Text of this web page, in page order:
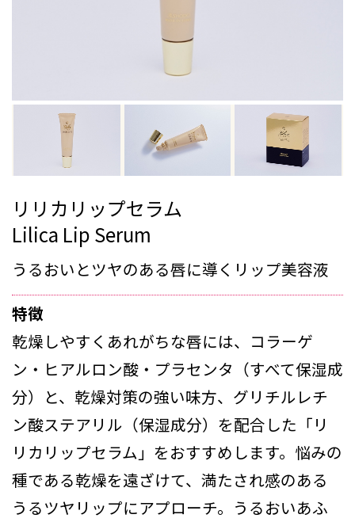
リリカリップセラム
Lilica Lip Serum
うるおいとツヤのある唇に導くリップ美容液
特徴
乾燥しやすくあれがちな唇には、コラーゲ
ン・ヒアルロン酸・プラセンタ（すべて保湿成
分）と、乾燥対策の強い味方、グリチルレチ
ン酸ステアリル（保湿成分）を配合した「リ
リカリップセラム」をおすすめします。悩みの
種である乾燥を遠ざけて、満たされ感のある
うるツヤリップにアプローチ。うるおいあふ